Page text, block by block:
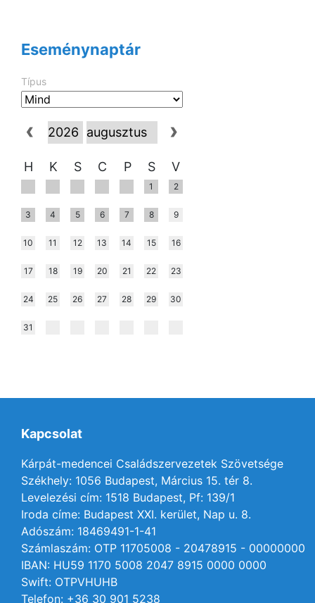
Eseménynaptár
Típus
H K S C P S V
1 2
3 4 5 6 7 8 9
10 11 12 13 14 15 16
17 18 19 20 21 22 23
24 25 26 27 28 29 30
31
Kapcsolat
Kárpát-medencei Családszervezetek Szövetsége
Székhely: 1056 Budapest, Március 15. tér 8.
Levelezési cím: 1518 Budapest, Pf: 139/1
Iroda címe: Budapest XXI. kerület, Nap u. 8.
Adószám: 18469491-1-41
Számlaszám: OTP 11705008 - 20478915 - 00000000
IBAN: HU59 1170 5008 2047 8915 0000 0000
Swift: OTPVHUHB
Telefon: +36 30 901 5238